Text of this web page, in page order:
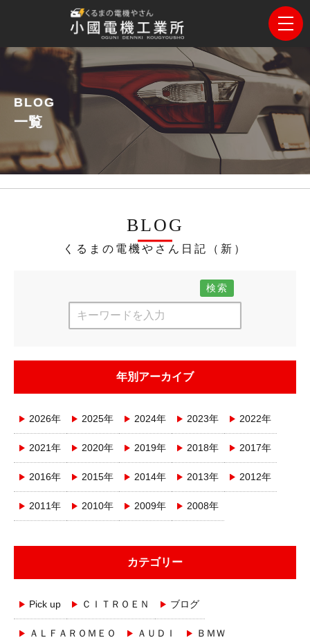
BLOG
一覧
BLOG
くるまの電機やさん日記（新）
検索
年別アーカイブ
2026年 2025年 2024年 2023年 2022年
2021年 2020年 2019年 2018年 2017年
2016年 2015年 2014年 2013年 2012年
2011年 2010年 2009年 2008年
カテゴリー
Pick up ＣＩＴＲＯＥＮ ブログ
ＡＬＦＡＲＯＭＥＯ ＡＵＤＩ ＢＭＷ